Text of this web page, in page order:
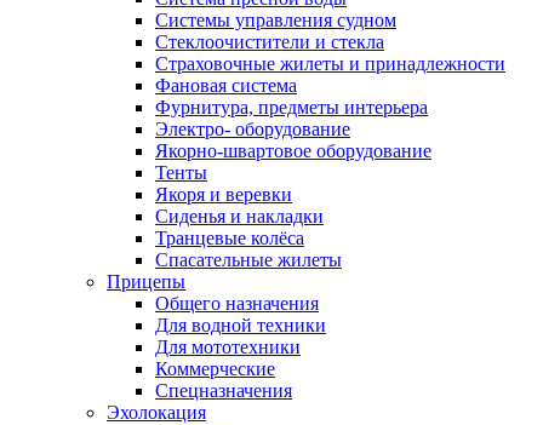
Системы управления судном
Стеклоочистители и стекла
Страховочные жилеты и принадлежности
Фановая система
Фурнитура, предметы интерьера
Электро- оборудование
Якорно-швартовое оборудование
Тенты
Якоря и веревки
Сиденья и накладки
Транцевые колёса
Спасательные жилеты
Прицепы
Общего назначения
Для водной техники
Для мототехники
Коммерческие
Спецназначения
Эхолокация